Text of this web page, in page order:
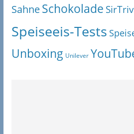
SahneSchokolade
Speiseeis-Tests
Unboxing Unilever